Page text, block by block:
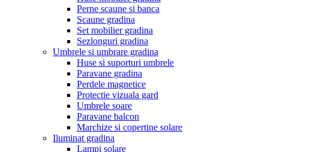
Perne scaune si banca
Scaune gradina
Set mobilier gradina
Sezlonguri gradina
Umbrele si umbrare gradina
Huse si suporturi umbrele
Paravane gradina
Perdele magnetice
Protectie vizuala gard
Umbrele soare
Paravane balcon
Marchize si copertine solare
Iluminat gradina
Lampi solare